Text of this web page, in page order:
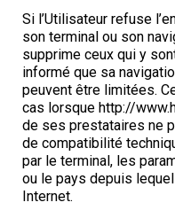
Si l’Utilisateur refuse
son terminal ou son
supprime ceux qui y
informé que sa
peuvent être limitées.
cas lorsque http://
de ses prestataires ne
de compatibilité
par le terminal, les
ou le pays depuis
Internet.